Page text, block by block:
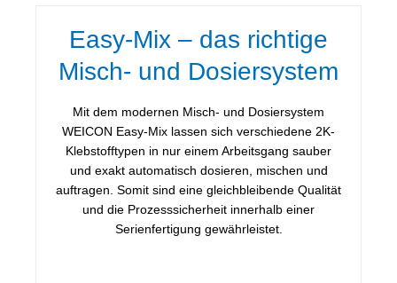
Easy-Mix – das richtige
Misch- und Dosiersystem
Mit dem modernen Misch- und Dosiersystem
WEICON Easy-Mix lassen sich verschiedene 2K-
Klebstofftypen in nur einem Arbeitsgang sauber
und exakt automatisch dosieren, mischen und
auftragen. Somit sind eine gleichbleibende Qualität
und die Prozesssicherheit innerhalb einer
Serienfertigung gewährleistet.